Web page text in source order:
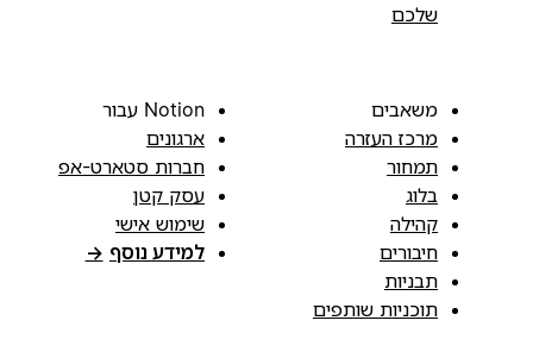
שלכם
משאבים
מרכז העזרה
תמחור
בלוג
קהילה
חיבורים
תבניות
תוכניות שותפים
Notion עבור
ארגונים
חברות סטארט-אפ
עסק קטן
שימוש אישי
למידע נוסף →